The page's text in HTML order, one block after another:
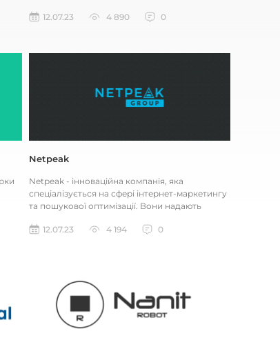
12.07.23
4 890 0
Netpeak
Netpeak - інноваційна компанія, яка
спеціалізується на сфері інтернет-маркетингу
та пошукової оптимізації. Вони надають
12.07.23
4 194 0